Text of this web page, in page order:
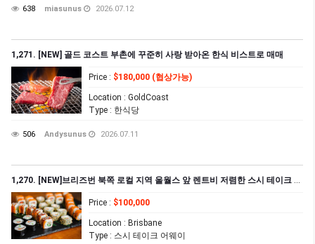
638 miasunus 2026.07.12
1,271. [NEW] 골드 코스트 부촌에 꾸준히 사랑 받아온 한식 비스트로 매매
Price : $180,000 (협상가능)
Location : GoldCoast
Type : 한식당
506 Andysunus 2026.07.11
1,270. [NEW]브리즈번 북쪽 로컬 지역 울월스 앞 렌트비 저렴한 스시 테이크 어웨이 집($1,502.57+GST)
Price : $100,000
Location : Brisbane
Type : 스시 테이크 어웨이